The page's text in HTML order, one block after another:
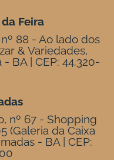
Feira
88 - Ao lado dos
& Variedades,
BA | CEP: 44.320-
nº 67 - Shopping
(Galeria da Caixa
- BA | CEP: